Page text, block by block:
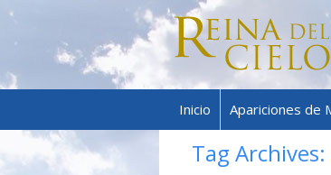
Inicio Apariciones de
Tag Archives: